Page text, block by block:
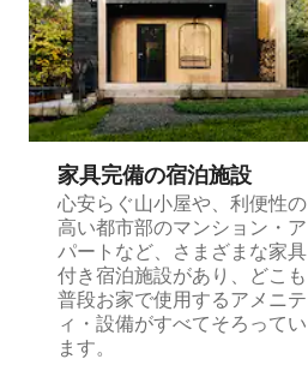
家具完備の宿⁠泊⁠施⁠設
心安らぐ山小屋や、利便性の
高い都市部のマンション・ア
パートなど、さまざまな家具
付き宿泊施設があり、どこも
普段お家で使用するアメニテ
ィ・設備がすべてそろってい
ます。